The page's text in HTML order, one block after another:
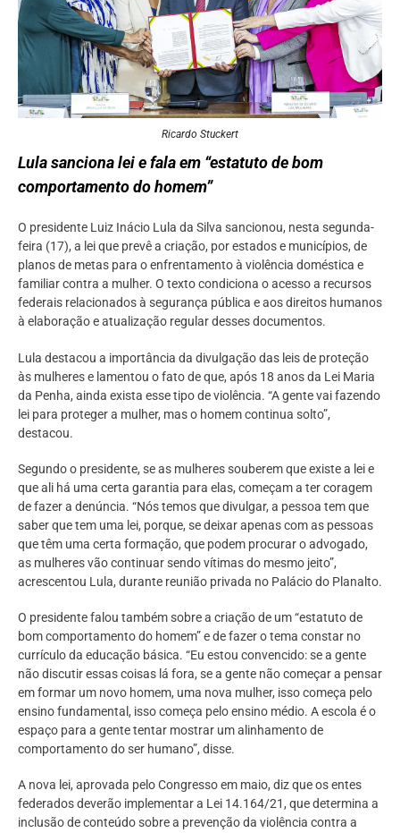
Ricardo Stuckert
Lula sanciona lei e fala em “estatuto de bom
comportamento do homem”
O presidente Luiz Inácio Lula da Silva sancionou, nesta segunda-
feira (17), a lei que prevê a criação, por estados e municípios, de
planos de metas para o enfrentamento à violência doméstica e
familiar contra a mulher. O texto condiciona o acesso a recursos
federais relacionados à segurança pública e aos direitos humanos
à elaboração e atualização regular desses documentos.
Lula destacou a importância da divulgação das leis de proteção
às mulheres e lamentou o fato de que, após 18 anos da Lei Maria
da Penha, ainda exista esse tipo de violência. “A gente vai fazendo
lei para proteger a mulher, mas o homem continua solto”,
destacou.
Segundo o presidente, se as mulheres souberem que existe a lei e
que ali há uma certa garantia para elas, começam a ter coragem
de fazer a denúncia. “Nós temos que divulgar, a pessoa tem que
saber que tem uma lei, porque, se deixar apenas com as pessoas
que têm uma certa formação, que podem procurar o advogado,
as mulheres vão continuar sendo vítimas do mesmo jeito”,
acrescentou Lula, durante reunião privada no Palácio do Planalto.
O presidente falou também sobre a criação de um “estatuto de
bom comportamento do homem” e de fazer o tema constar no
currículo da educação básica. “Eu estou convencido: se a gente
não discutir essas coisas lá fora, se a gente não começar a pensar
em formar um novo homem, uma nova mulher, isso começa pelo
ensino fundamental, isso começa pelo ensino médio. A escola é o
espaço para a gente tentar mostrar um alinhamento de
comportamento do ser humano”, disse.
A nova lei, aprovada pelo Congresso em maio, diz que os entes
federados deverão implementar a Lei 14.164/21, que determina a
inclusão de conteúdo sobre a prevenção da violência contra a